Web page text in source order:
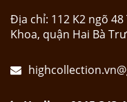
Địa chỉ: 112 K2 ngõ
Khoa, quận Hai Bà